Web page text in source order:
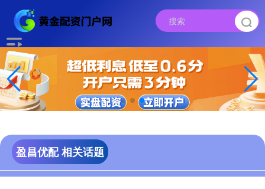
盈昌优配 相关话题